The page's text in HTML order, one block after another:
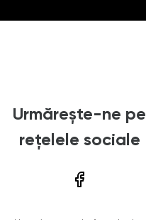
Urmărește-ne pe
rețelele sociale